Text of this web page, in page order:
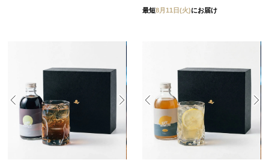
最短8月11日(火)にお届け